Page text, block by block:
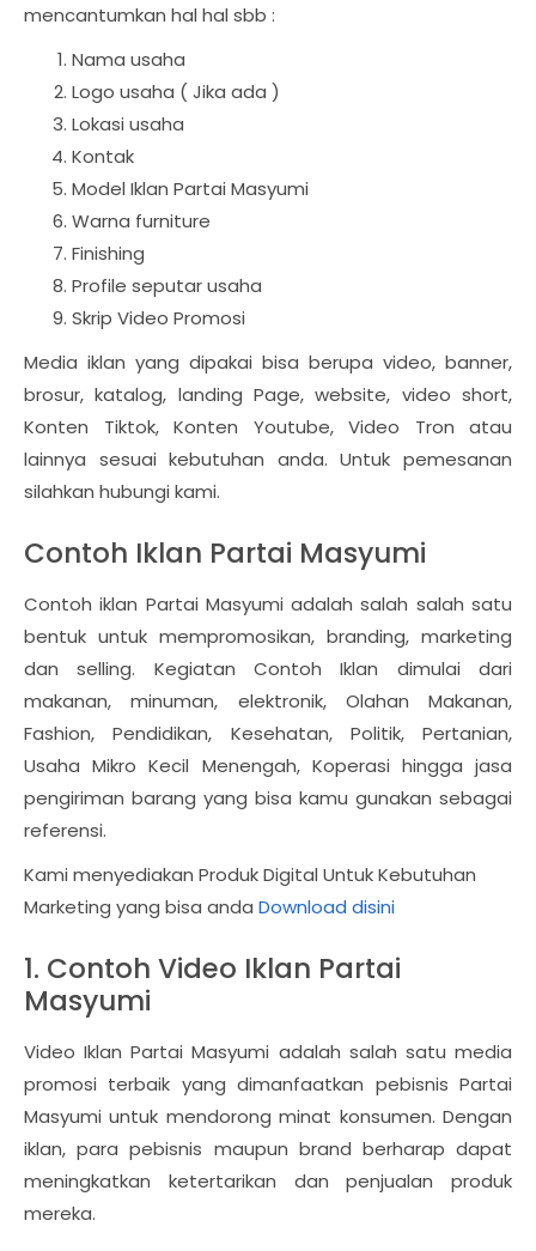
mencantumkan hal hal sbb :
Nama usaha
Logo usaha ( Jika ada )
Lokasi usaha
Kontak
Model Iklan Partai Masyumi
Warna furniture
Finishing
Profile seputar usaha
Skrip Video Promosi
Media iklan yang dipakai bisa berupa video, banner,
brosur, katalog, landing Page, website, video short,
Konten Tiktok, Konten Youtube, Video Tron atau
lainnya sesuai kebutuhan anda. Untuk pemesanan
silahkan hubungi kami.
Contoh Iklan Partai Masyumi
Contoh iklan Partai Masyumi adalah salah salah satu
bentuk untuk mempromosikan, branding, marketing
dan selling. Kegiatan Contoh Iklan dimulai dari
makanan, minuman, elektronik, Olahan Makanan,
Fashion, Pendidikan, Kesehatan, Politik, Pertanian,
Usaha Mikro Kecil Menengah, Koperasi hingga jasa
pengiriman barang yang bisa kamu gunakan sebagai
referensi.
Kami menyediakan Produk Digital Untuk Kebutuhan
Marketing yang bisa anda Download disini
1. Contoh Video Iklan Partai
Masyumi
Video Iklan Partai Masyumi adalah salah satu media
promosi terbaik yang dimanfaatkan pebisnis Partai
Masyumi untuk mendorong minat konsumen. Dengan
iklan, para pebisnis maupun brand berharap dapat
meningkatkan ketertarikan dan penjualan produk
mereka.